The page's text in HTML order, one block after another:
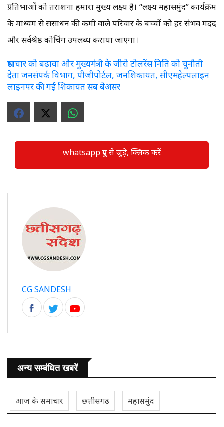
प्रतिभाओं को तराशना हमारा मुख्य लक्ष्य है। ‘‘लक्ष्य महासमुंद’’ कार्यक्रम
के माध्यम से संसाधन की कमी वाले परिवार के बच्चों को हर संभव मदद
और सर्वश्रेष्ठ कोचिंग उपलब्ध कराया जाएगा।
भ्रष्टाचार को बढ़ावा और मुख्यमंत्री के जीरो टोलरेंस निति को चुनौती
देता जनसंपर्क विभाग, पीजीपोर्टल, जनशिकायत, सीएमहेल्पलाइन
लाइनपर की गई शिकायत सब बेअसर
whatsapp ग्रुप से जुड़े, क्लिक करें
CG SANDESH
अन्य सम्बंधित खबरें
आज के समाचार छत्तीसगढ़ महासमुंद